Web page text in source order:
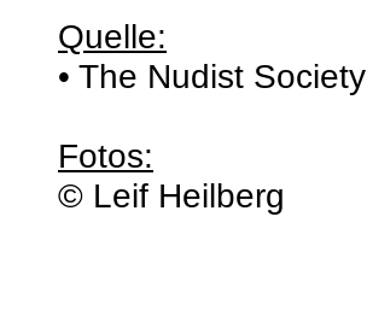
Quelle:
• The Nudist Society
Fotos:
© Leif Heilberg